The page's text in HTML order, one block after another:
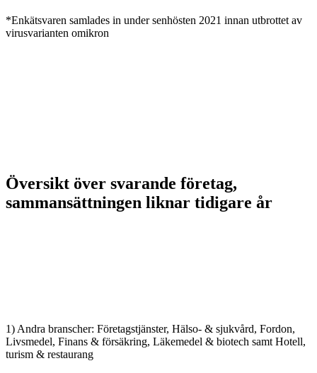
*Enkätsvaren samlades in under senhösten 2021 innan utbrottet av
virusvarianten omikron
Översikt över svarande företag,
sammansättningen liknar tidigare år
1) Andra branscher: Företagstjänster, Hälso- & sjukvård, Fordon,
Livsmedel, Finans & försäkring, Läkemedel & biotech samt Hotell,
turism & restaurang